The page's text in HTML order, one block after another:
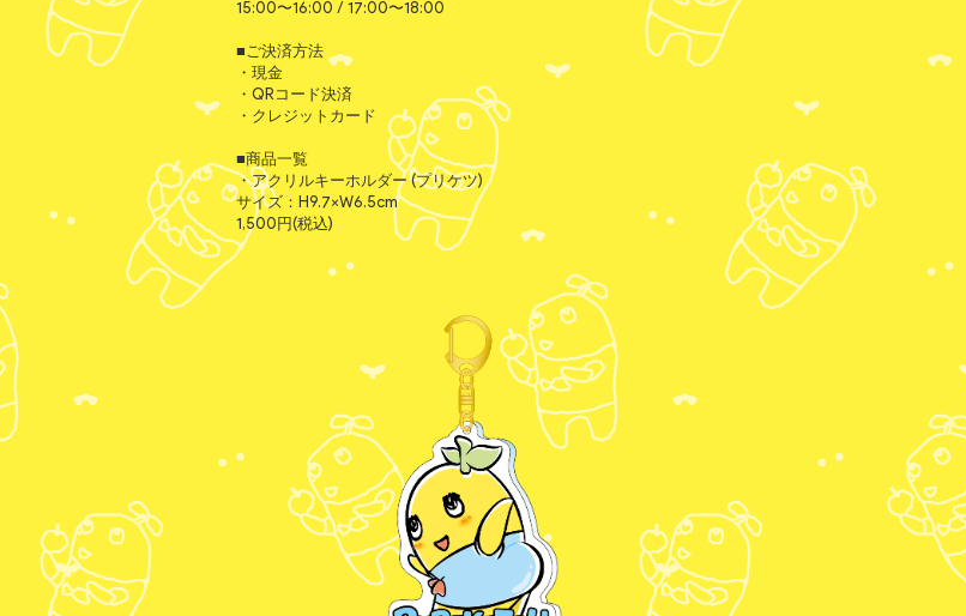
15:00〜16:00 / 17:00〜18:00
■ご決済方法
・現金
・QRコード決済
・クレジットカード
■商品一覧
・アクリルキーホルダー (プリケツ)
サイズ：H9.7×W6.5cm
1,500円(税込)